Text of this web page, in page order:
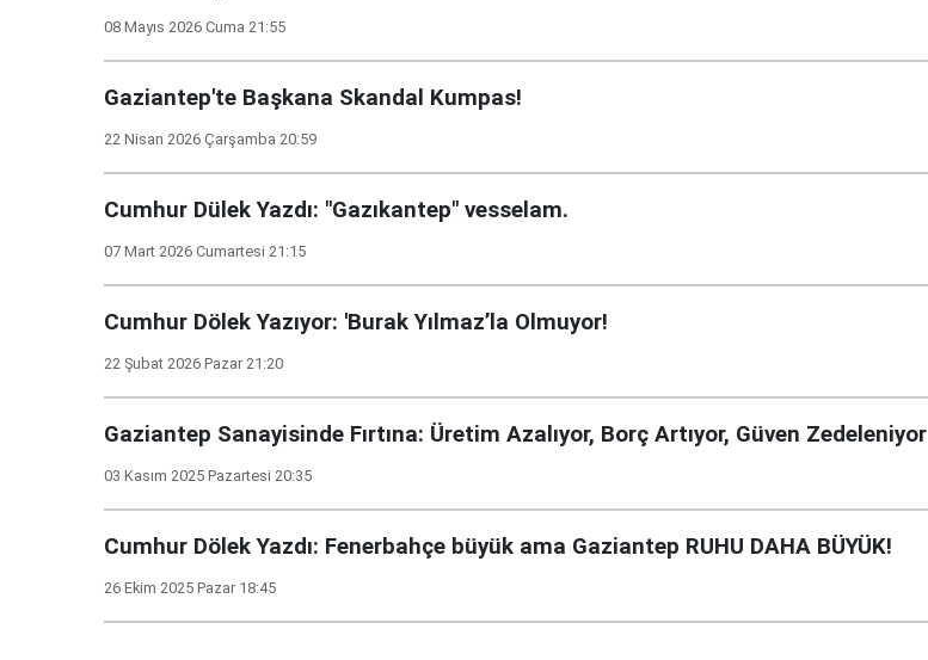
08 Mayıs 2026 Cuma 21:55
Gaziantep'te Başkana Skandal Kumpas!
22 Nisan 2026 Çarşamba 20:59
Cumhur Dülek Yazdı: "Gazıkantep" vesselam.
07 Mart 2026 Cumartesi 21:15
Cumhur Dölek Yazıyor: 'Burak Yılmaz’la Olmuyor!
22 Şubat 2026 Pazar 21:20
Gaziantep Sanayisinde Fırtına: Üretim Azalıyor, Borç Artıyor, Güven Zedeleniyor
03 Kasım 2025 Pazartesi 20:35
Cumhur Dölek Yazdı: Fenerbahçe büyük ama Gaziantep RUHU DAHA BÜYÜK!
26 Ekim 2025 Pazar 18:45